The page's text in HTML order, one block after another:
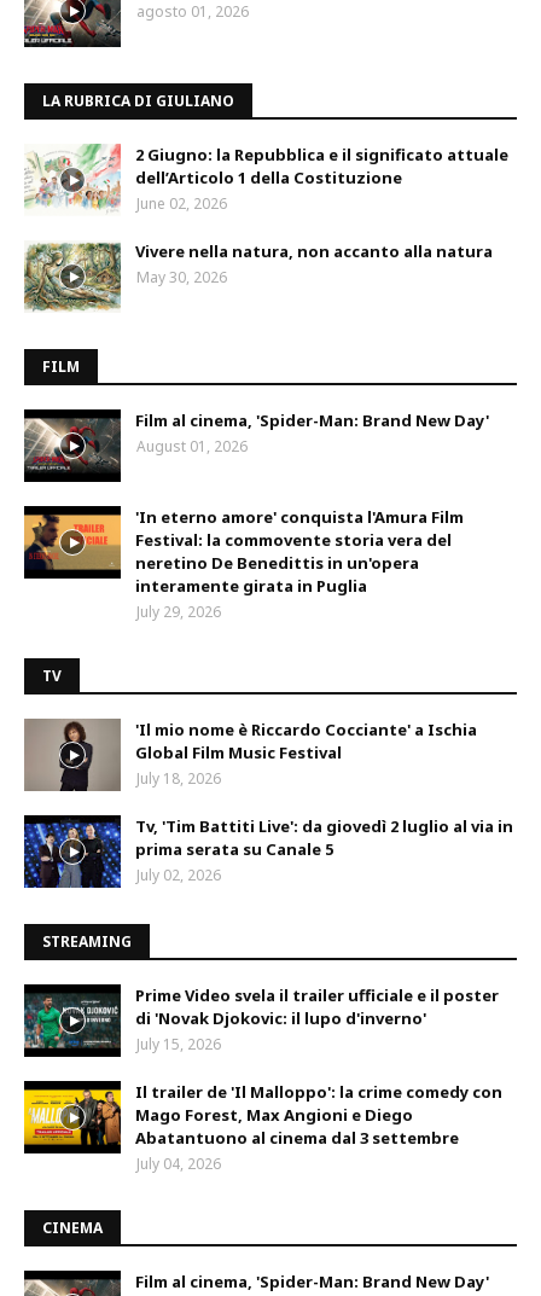
agosto 01, 2026
LA RUBRICA DI GIULIANO
2 Giugno: la Repubblica e il significato attuale
dell’Articolo 1 della Costituzione
June 02, 2026
Vivere nella natura, non accanto alla natura
May 30, 2026
FILM
Film al cinema, 'Spider-Man: Brand New Day'
August 01, 2026
'In eterno amore' conquista l'Amura Film
Festival: la commovente storia vera del
neretino De Benedittis in un'opera
interamente girata in Puglia
July 29, 2026
TV
'Il mio nome è Riccardo Cocciante' a Ischia
Global Film Music Festival
July 18, 2026
Tv, 'Tim Battiti Live': da giovedì 2 luglio al via in
prima serata su Canale 5
July 02, 2026
STREAMING
Prime Video svela il trailer ufficiale e il poster
di 'Novak Djokovic: il lupo d'inverno'
July 15, 2026
Il trailer de 'Il Malloppo': la crime comedy con
Mago Forest, Max Angioni e Diego
Abatantuono al cinema dal 3 settembre
July 04, 2026
CINEMA
Film al cinema, 'Spider-Man: Brand New Day'